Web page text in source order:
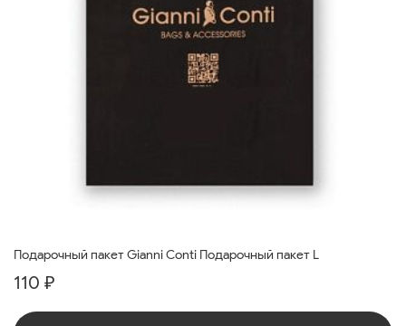
Подарочный пакет Gianni Conti Подарочный пакет L
110 ₽